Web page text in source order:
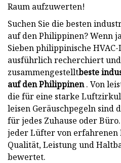
Raum aufzuwerten!
Suchen Sie die besten
auf den Philippinen? Wenn
Sieben philippinische
ausführlich recherchiert
zusammengestelltbeste
auf den Philippinen. Von
die für eine starke
leisen Geräuschpegeln sind
für jedes Zuhause oder
jeder Lüfter von erfahrenen
Qualität, Leistung und
bewertet.